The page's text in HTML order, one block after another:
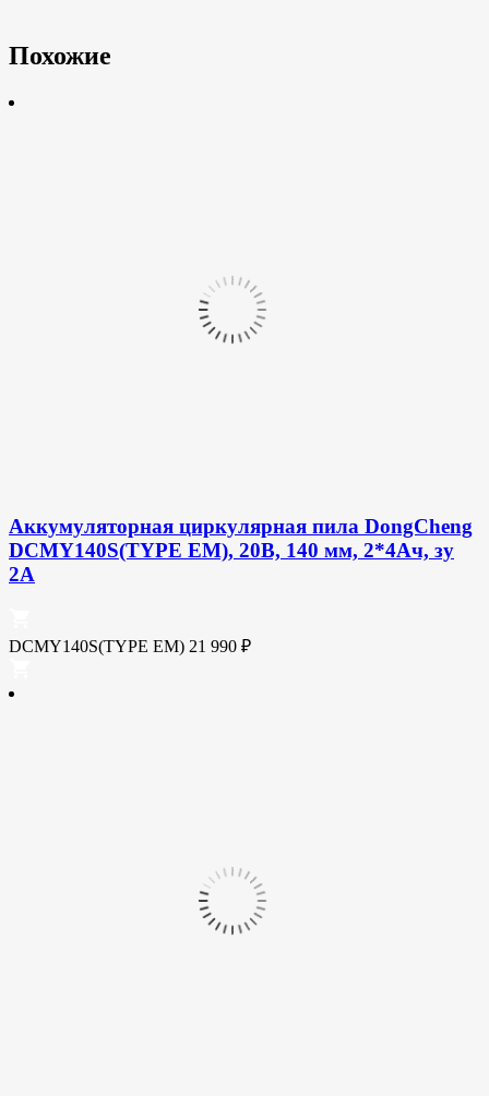
Похожие
Аккумуляторная циркулярная пила DongCheng
DCMY140S(TYPE EM), 20В, 140 мм, 2*4Ач, зу
2А
DCMY140S(TYPE EM) 21 990 ₽